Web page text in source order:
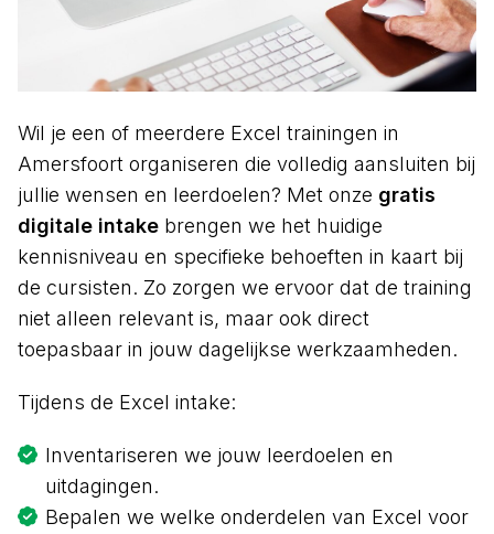
Wil je een of meerdere Excel trainingen in
Amersfoort organiseren die volledig aansluiten bij
jullie wensen en leerdoelen? Met onze gratis
digitale intake brengen we het huidige
kennisniveau en specifieke behoeften in kaart bij
de cursisten. Zo zorgen we ervoor dat de training
niet alleen relevant is, maar ook direct
toepasbaar in jouw dagelijkse werkzaamheden.
Tijdens de Excel intake:
Inventariseren we jouw leerdoelen en
uitdagingen.
Bepalen we welke onderdelen van Excel voor